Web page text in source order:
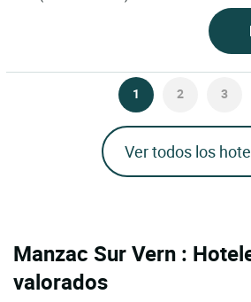
1 2 3
Ver todos los
Manzac Sur Vern :
valorados